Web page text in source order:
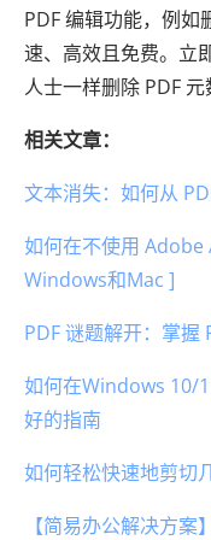
PDF 编辑功能，例如
速、高效且免费。立
人士一样删除 PDF 元
相关文章：
文本消失：如何从
如何在不使用
Windows和Mac ]
PDF 谜题解开：掌
如何在Windows 10/
好的指南
如何轻松快速地剪切
【简易办公解决方